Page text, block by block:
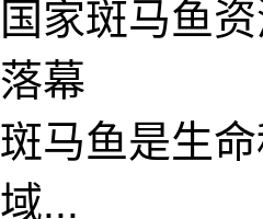
国家斑马鱼
落幕
斑马鱼是生
域...